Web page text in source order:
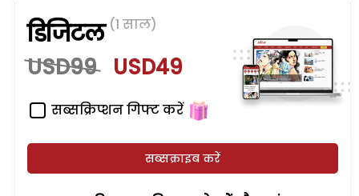
डिजिटल (1 साल)
USD99 USD49
सब्सक्रिप्शन गिफ्ट करें
सब्सक्राइब करें